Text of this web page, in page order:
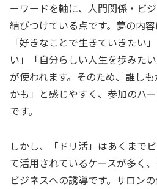
ーワードを軸に、人間関係・ビ
結びつけている点です。夢の内容
「好きなことで生きていきたい
い」「自分らしい人生を歩みた
が使われます。そのため、誰し
かも」と感じやすく、参加のハ
です。
しかし、「ドリ活」はあくまで
て活用されているケースが多く
ビジネスへの誘導です。サロン